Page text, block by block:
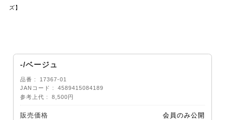
ズ】
-/ベージュ
品番
17367-01
JANコード
4589415084189
参考上代
8,500円
販売価格 会員のみ公開